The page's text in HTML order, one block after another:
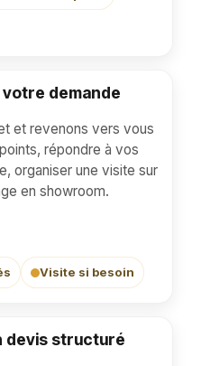
demande
et revenons vers vous
répondre à vos
organiser une visite sur
en showroom.
Visite si besoin
devis structuré